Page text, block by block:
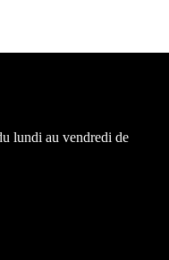
lundi au vendredi de